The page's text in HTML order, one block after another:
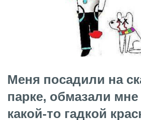
Меня посадили на
парке, обмазали
какой-то гадкой